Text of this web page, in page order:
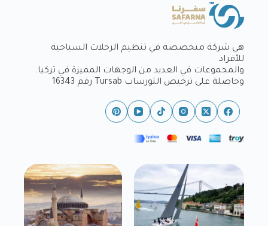
هي شركة متخصصة في تنظيم الرحلات السياحية
للأفراد
والمجموعات في العديد من الوجهات المميزة في تركيا.
وحاصلة على ترخيص التورساب Tursab رقم 16343